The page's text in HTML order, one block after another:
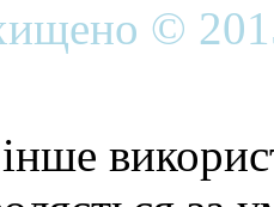
©